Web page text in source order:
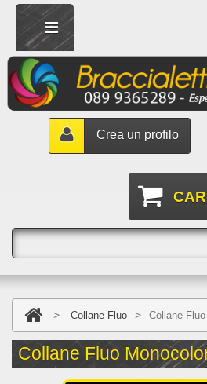
Crea un profilo
> Collane Fluo > Collane
Collane Fluo